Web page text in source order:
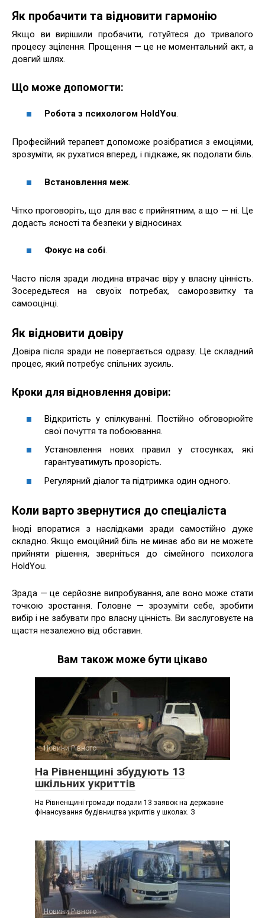
Як пробачити та відновити гармонію
Якщо ви вирішили пробачити, готуйтеся до тривалого
процесу зцілення. Прощення — це не моментальний акт, а
довгий шлях.
Що може допомогти:
Робота з психологом HoldYou.
Професійний терапевт допоможе розібратися з емоціями,
зрозуміти, як рухатися вперед, і підкаже, як подолати біль.
Встановлення меж
Чітко проговоріть, що для вас є прийнятним, а що — ні. Це
додасть ясності та безпеки у відносинах.
Фокус на собі.
Часто після зради людина втрачає віру у власну цінність.
Зосередьтеся на свуоїх потребах, саморозвитку та
самооцінці.
Як відновити довіру
Довіра після зради не повертається одразу. Це складний
процес, який потребує спільних зусиль.
Кроки для відновлення довіри:
Відкритість у спілкуванні. Постійно обговорюйте
свої почуття та побоювання.
Установлення нових правил у стосунках, які
гарантуватимуть прозорість.
Регулярний діалог та підтримка один одного.
Коли варто звернутися до спеціаліста
Іноді впоратися з наслідками зради самостійно дуже
складно. Якщо емоційний біль не минає або ви не можете
прийняти рішення, зверніться до сімейного психолога
HoldYou.
Зрада — це серйозне випробування, але воно може стати
точкою зростання. Головне — зрозуміти себе, зробити
вибір і не забувати про власну цінність. Ви заслуговуєте на
щастя незалежно від обставин.
Вам також може бути цікаво
Новини Рівного
На Рівненщині збудують 13
шкільних укриттів
На Рівненщині громади подали 13 заявок на державне
фінансування будівництва укриттів у школах. З
Новини Рівного